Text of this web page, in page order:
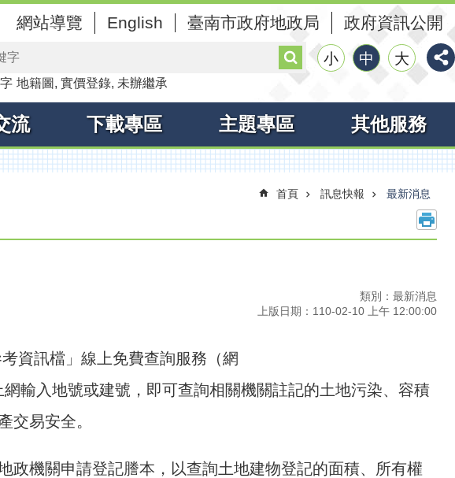
網站導覽 English 臺南市政府地政局 政府資訊公開
搜
尋 小 中 大
地籍圖 實價登錄 未辦繼承
流 下載專區 主題專區 其他服務
首頁 訊息快報 最新消息
類別：最新消息
上版日期：110-02-10 上午 12:00:00
資訊檔」線上免費查詢服務（網
網輸入地號或建號，即可查詢相關機關註記的土地污染、容積
交易安全。
政機關申請登記謄本，以查詢土地建物登記的面積、所有權